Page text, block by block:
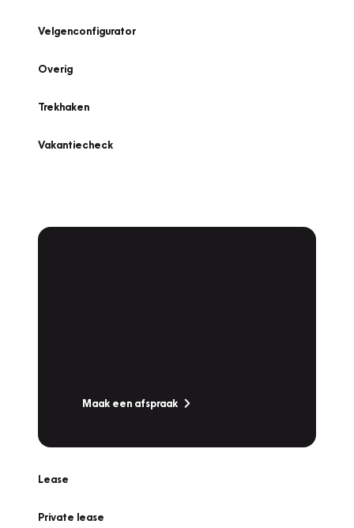
Velgenconfigurator
Overig
Trekhaken
Vakantiecheck
Maak een afspraak
Lease
Private lease